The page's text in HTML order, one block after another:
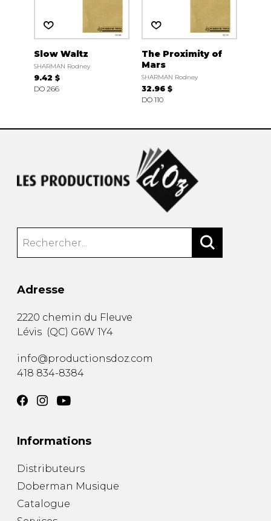
Slow Waltz
SHARMAN Rodney
9.42 $
DO 266
The Proximity of
Mars
SHARMAN Rodney
32.96 $
DO 110
Adresse
2220 chemin du Fleuve
Lévis (QC) G6W 1Y4
info@productionsdoz.com
418 834-8384
Informations
Distributeurs
Doberman Musique
Catalogue